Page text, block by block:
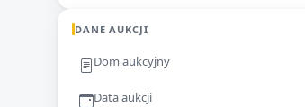
DANE AUKCJI
Dom aukcyjny
Data aukcji